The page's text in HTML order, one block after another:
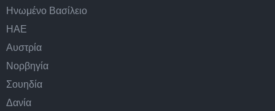
Ηνωμένο Βασίλειο
ΗΑΕ
Αυστρία
Νορβηγία
Σουηδία
Δανία